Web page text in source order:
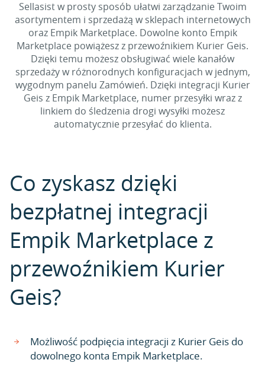
Sellasist w prosty sposób ułatwi zarządzanie Twoim
asortymentem i sprzedażą w sklepach internetowych
oraz Empik Marketplace. Dowolne konto Empik
Marketplace powiążesz z przewoźnikiem Kurier Geis.
Dzięki temu możesz obsługiwać wiele kanałów
sprzedaży w różnorodnych konfiguracjach w jednym,
wygodnym panelu Zamówień. Dzięki integracji Kurier
Geis z Empik Marketplace, numer przesyłki wraz z
linkiem do śledzenia drogi wysyłki możesz
automatycznie przesyłać do klienta.
Co zyskasz dzięki
bezpłatnej integracji
Empik Marketplace z
przewoźnikiem Kurier
Geis?
Możliwość podpięcia integracji z Kurier Geis do
dowolnego konta Empik Marketplace.